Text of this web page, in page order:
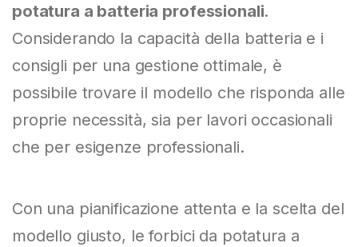
potatura a batteria professionali.
Considerando la capacità della batteria e i
consigli per una gestione ottimale, è
possibile trovare il modello che risponda alle
proprie necessità, sia per lavori occasionali
che per esigenze professionali.
Con una pianificazione attenta e la scelta del
modello giusto, le forbici da potatura a